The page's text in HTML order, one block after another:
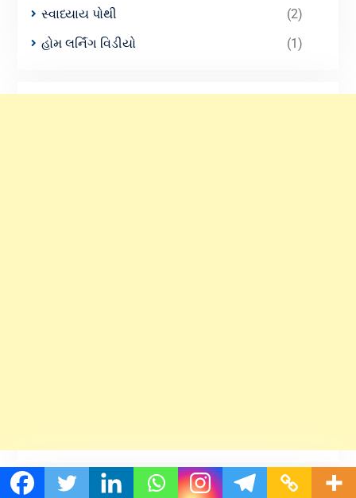
સ્વાધ્યાય પોથી
(2)
હોમ લર્નિંગ વિડીયો
(1)